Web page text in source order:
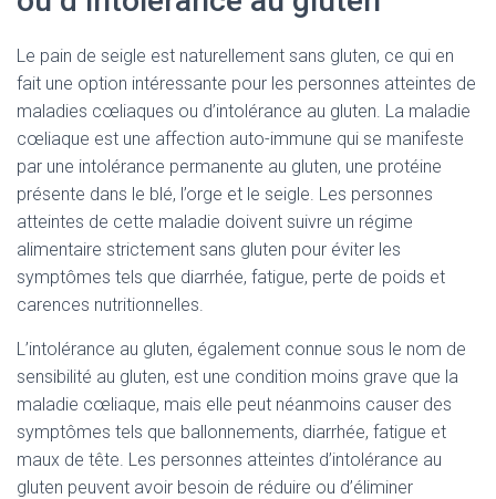
Le pain de seigle est naturellement sans gluten, ce qui en
fait une option intéressante pour les personnes atteintes de
maladies cœliaques ou d’intolérance au gluten. La maladie
cœliaque est une affection auto-immune qui se manifeste
par une intolérance permanente au gluten, une protéine
présente dans le blé, l’orge et le seigle. Les personnes
atteintes de cette maladie doivent suivre un régime
alimentaire strictement sans gluten pour éviter les
symptômes tels que diarrhée, fatigue, perte de poids et
carences nutritionnelles.
L’intolérance au gluten, également connue sous le nom de
sensibilité au gluten, est une condition moins grave que la
maladie cœliaque, mais elle peut néanmoins causer des
symptômes tels que ballonnements, diarrhée, fatigue et
maux de tête. Les personnes atteintes d’intolérance au
gluten peuvent avoir besoin de réduire ou d’éliminer